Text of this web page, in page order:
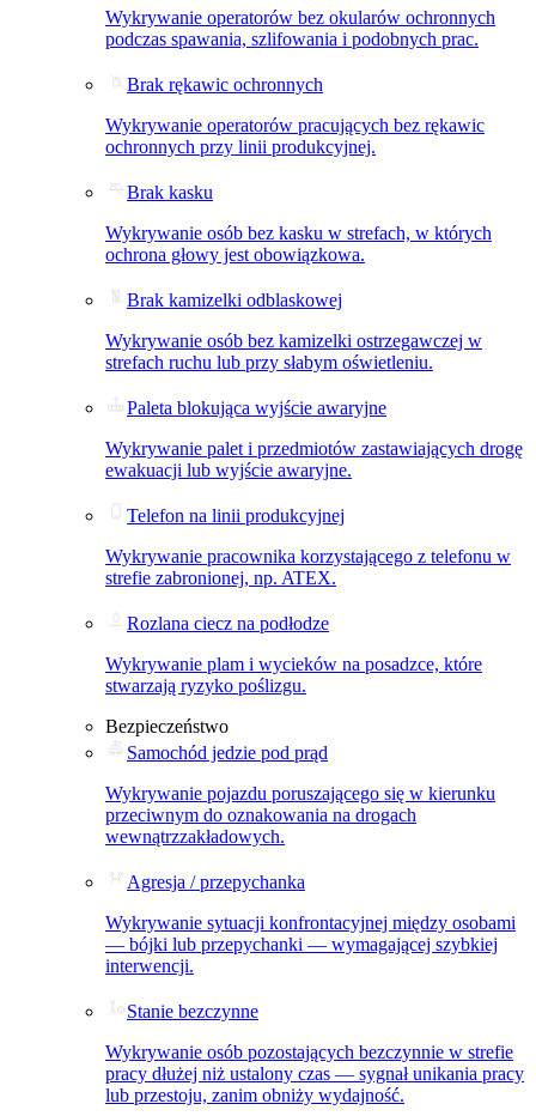
Wykrywanie operatorów bez okularów ochronnych
podczas spawania, szlifowania i podobnych prac.
Brak rękawic ochronnych
Wykrywanie operatorów pracujących bez rękawic
ochronnych przy linii produkcyjnej.
Brak kasku
Wykrywanie osób bez kasku w strefach, w których
ochrona głowy jest obowiązkowa.
Brak kamizelki odblaskowej
Wykrywanie osób bez kamizelki ostrzegawczej w
strefach ruchu lub przy słabym oświetleniu.
Paleta blokująca wyjście awaryjne
Wykrywanie palet i przedmiotów zastawiających drogę
ewakuacji lub wyjście awaryjne.
Telefon na linii produkcyjnej
Wykrywanie pracownika korzystającego z telefonu w
strefie zabronionej, np. ATEX.
Rozlana ciecz na podłodze
Wykrywanie plam i wycieków na posadzce, które
stwarzają ryzyko poślizgu.
Bezpieczeństwo
Samochód jedzie pod prąd
Wykrywanie pojazdu poruszającego się w kierunku
przeciwnym do oznakowania na drogach
wewnątrzzakładowych.
Agresja / przepychanka
Wykrywanie sytuacji konfrontacyjnej między osobami
— bójki lub przepychanki — wymagającej szybkiej
interwencji.
Stanie bezczynne
Wykrywanie osób pozostających bezczynnie w strefie
pracy dłużej niż ustalony czas — sygnał unikania pracy
lub przestoju, zanim obniży wydajność.